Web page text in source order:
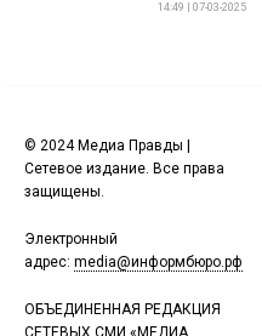
14:49 | 07-03-2025
© 2024 Медиа Правды |
Сетевое издание. Все права
защищены.
Электронный
адрес: media@информбюро.рф
ОБЪЕДИНЕННАЯ РЕДАКЦИЯ
СЕТЕВЫХ СМИ «МЕДИА